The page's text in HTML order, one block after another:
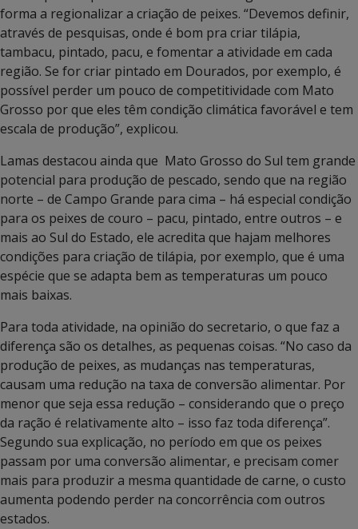
forma a regionalizar a criação de peixes. “Devemos definir,
através de pesquisas, onde é bom pra criar tilápia,
tambacu, pintado, pacu, e fomentar a atividade em cada
região. Se for criar pintado em Dourados, por exemplo, é
possível perder um pouco de competitividade com Mato
Grosso por que eles têm condição climática favorável e tem
escala de produção”, explicou.
Lamas destacou ainda que Mato Grosso do Sul tem grande
potencial para produção de pescado, sendo que na região
norte – de Campo Grande para cima – há especial condição
para os peixes de couro – pacu, pintado, entre outros – e
mais ao Sul do Estado, ele acredita que hajam melhores
condições para criação de tilápia, por exemplo, que é uma
espécie que se adapta bem as temperaturas um pouco
mais baixas.
Para toda atividade, na opinião do secretario, o que faz a
diferença são os detalhes, as pequenas coisas. “No caso da
produção de peixes, as mudanças nas temperaturas,
causam uma redução na taxa de conversão alimentar. Por
menor que seja essa redução – considerando que o preço
da ração é relativamente alto – isso faz toda diferença”.
Segundo sua explicação, no período em que os peixes
passam por uma conversão alimentar, e precisam comer
mais para produzir a mesma quantidade de carne, o custo
aumenta podendo perder na concorrência com outros
estados.